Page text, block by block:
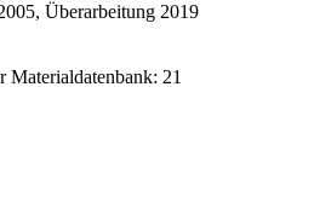
Überarbeitung 2019
Materialdatenbank: 21